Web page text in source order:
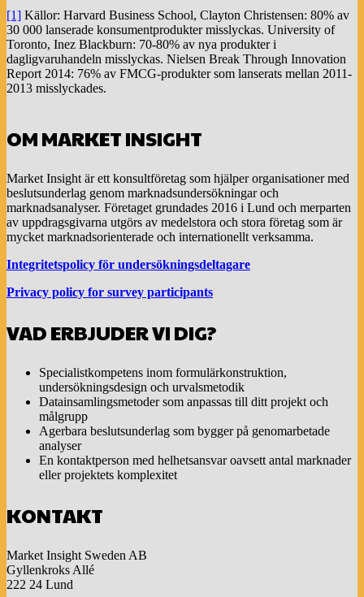
[1] Källor: Harvard Business School, Clayton Christensen: 80% av
30 000 lanserade konsumentprodukter misslyckas. University of
Toronto, Inez Blackburn: 70-80% av nya produkter i
dagligvaruhandeln misslyckas. Nielsen Break Through Innovation
Report 2014: 76% av FMCG-produkter som lanserats mellan 2011-
2013 misslyckades.
OM MARKET INSIGHT
Market Insight är ett konsultföretag som hjälper organisationer med
beslutsunderlag genom marknadsundersökningar och
marknadsanalyser. Företaget grundades 2016 i Lund och merparten
av uppdragsgivarna utgörs av medelstora och stora företag som är
mycket marknadsorienterade och internationellt verksamma.
Integritetspolicy för undersökningsdeltagare
Privacy policy for survey participants
VAD ERBJUDER VI DIG?
Specialistkompetens inom formulärkonstruktion,
undersökningsdesign och urvalsmetodik
Datainsamlingsmetoder som anpassas till ditt projekt och
målgrupp
Agerbara beslutsunderlag som bygger på genomarbetade
analyser
En kontaktperson med helhetsansvar oavsett antal marknader
eller projektets komplexitet
KONTAKT
Market Insight Sweden AB
Gyllenkroks Allé
222 24 Lund